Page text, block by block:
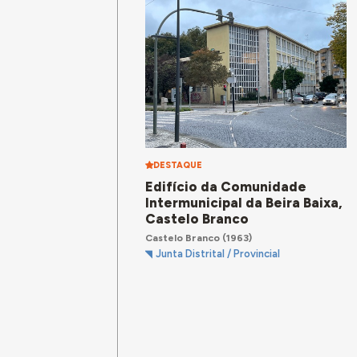
DESTAQUE
Edifício da Comunidade
Intermunicipal da Beira Baixa,
Castelo Branco
Castelo Branco (1963)
Junta Distrital / Provincial